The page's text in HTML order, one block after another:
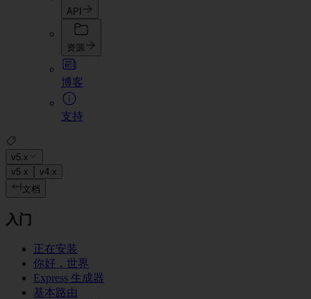
API
资源
博客
支持
v5.x
v5.x
v4.x
文档
入门
正在安装
你好，世界
Express 生成器
基本路由